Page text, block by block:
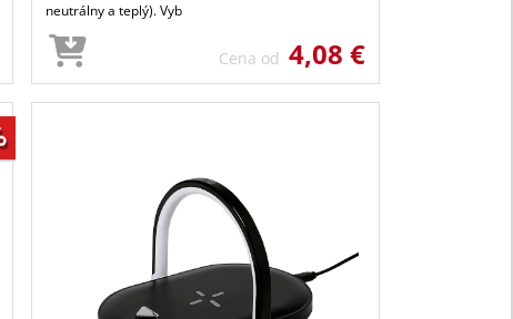
neutrálny a teplý). Vyb
Cena od 4,08 €